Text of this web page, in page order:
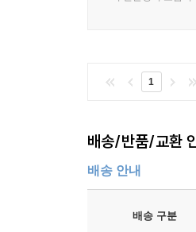
1
배송/반품/교환
배송 안내
배송 구분